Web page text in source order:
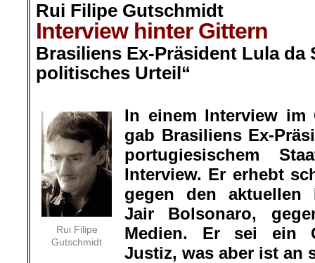
Rui Filipe Gutschmidt
Interview hinter Gittern
Brasiliens Ex-Präsident Lula da
politisches Urteil“
Rui Filipe
Gutschmidt
In einem Interview im
gab Brasiliens Ex-
portugiesischem
Interview. Er erhebt
gegen den aktuellen
Jair Bolsonaro,
Medien. Er sei ein
Justiz, was aber ist an